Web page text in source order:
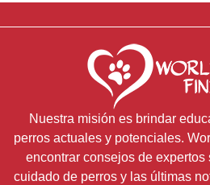
Nuestra misión es brindar
perros actuales y potenciales.
encontrar consejos de expertos
cuidado de perros y las últimas